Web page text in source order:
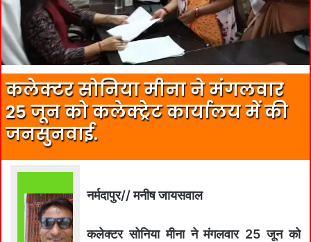
कलेक्टर सोनिया मीना ने मंगलवार
25 जून को कलेक्ट्रेट कार्यालय में की
जनसुनवाई.
नर्मदापुर// मनीष जायसवाल
कलेक्टर सोनिया मीना ने मंगलवार 25 जून को